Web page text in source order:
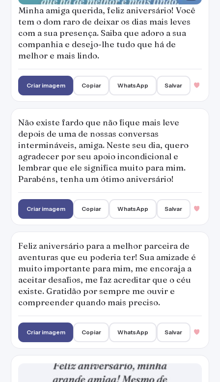
Minha amiga querida, feliz aniversário! Você
tem o dom raro de deixar os dias mais leves
com a sua presença. Saiba que adoro a sua
companhia e desejo-lhe tudo que há de
melhor e mais lindo.
Criar imagem Copiar WhatsApp Salvar
Não existe fardo que não fique mais leve
depois de uma de nossas conversas
intermináveis, amiga. Neste seu dia, quero
agradecer por seu apoio incondicional e
lembrar que ele significa muito para mim.
Parabéns, tenha um ótimo aniversário!
Criar imagem Copiar WhatsApp Salvar
Feliz aniversário para a melhor parceira de
aventuras que eu poderia ter! Sua amizade é
muito importante para mim, me encoraja a
aceitar desafios, me faz acreditar que o céu
existe. Gratidão por sempre me ouvir e
compreender quando mais preciso.
Criar imagem Copiar WhatsApp Salvar